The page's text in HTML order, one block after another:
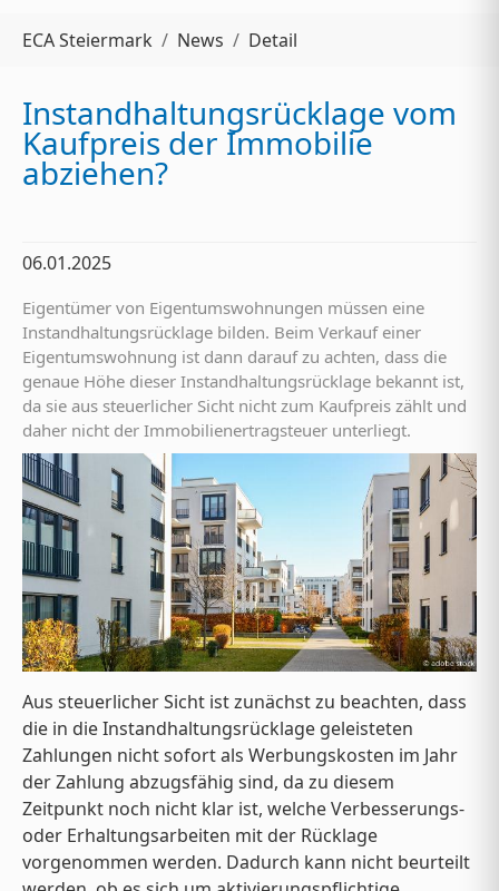
ECA Steiermark News Detail
Instandhaltungsrücklage vom
Kaufpreis der Immobilie
abziehen?
06.01.2025
Eigentümer von Eigentumswohnungen müssen eine
Instandhaltungsrücklage bilden. Beim Verkauf einer
Eigentumswohnung ist dann darauf zu achten, dass die
genaue Höhe dieser Instandhaltungsrücklage bekannt ist,
da sie aus steuerlicher Sicht nicht zum Kaufpreis zählt und
daher nicht der Immobilienertragsteuer unterliegt.
Aus steuerlicher Sicht ist zunächst zu beachten, dass
die in die Instandhaltungsrücklage geleisteten
Zahlungen nicht sofort als Werbungskosten im Jahr
der Zahlung abzugsfähig sind, da zu diesem
Zeitpunkt noch nicht klar ist, welche Verbesserungs-
oder Erhaltungsarbeiten mit der Rücklage
vorgenommen werden. Dadurch kann nicht beurteilt